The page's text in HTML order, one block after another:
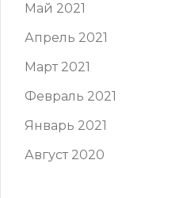
Май 2021
Апрель 2021
Март 2021
Февраль 2021
Январь 2021
Август 2020